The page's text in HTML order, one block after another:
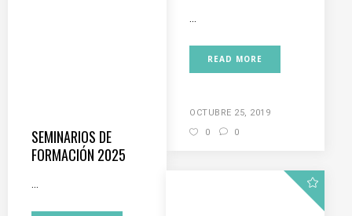
READ MORE
OCTUBRE 25, 2019
0
0
SEMINARIOS DE
FORMACIÓN 2025